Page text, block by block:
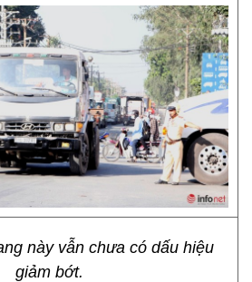
này vẫn chưa có dấu hiệu
giảm bớt.